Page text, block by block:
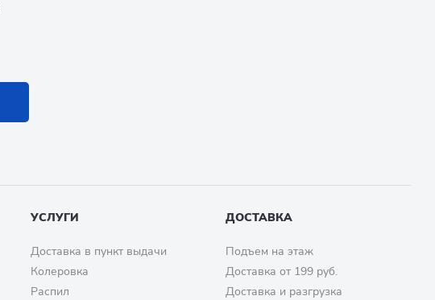
УСЛУГИ
Доставка в пункт выдачи
Колеровка
Распил
ДОСТАВКА
Подъем на этаж
Доставка от 199 руб.
Доставка и разгрузка